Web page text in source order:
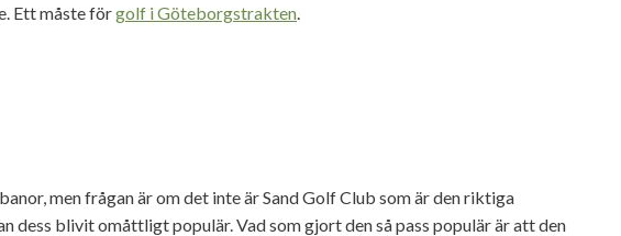
Ett måste förgolf i Göteborgstrakten.
men frågan är om det inte är Sand Golf Club som är den riktiga
dess blivit omåttligt populär. Vad som gjort den så pass populär är att den